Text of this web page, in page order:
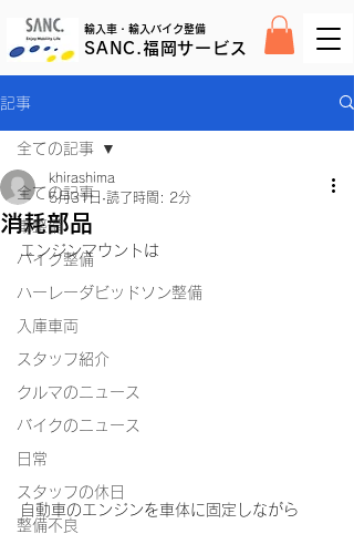
SANC.福岡サービス
輸入車・輸入バイク整備
記事
全ての記事
車整備
バイク整備
ハーレーダビッドソン整備
入庫車両
スタッフ紹介
クルマのニュース
バイクのニュース
日常
スタッフの休日
整備不良
全ての記事
消耗部品
khirashima
5月31日 読了時間: 2分
エンジンマウントは
自動車のエンジンを車体に固定しながら